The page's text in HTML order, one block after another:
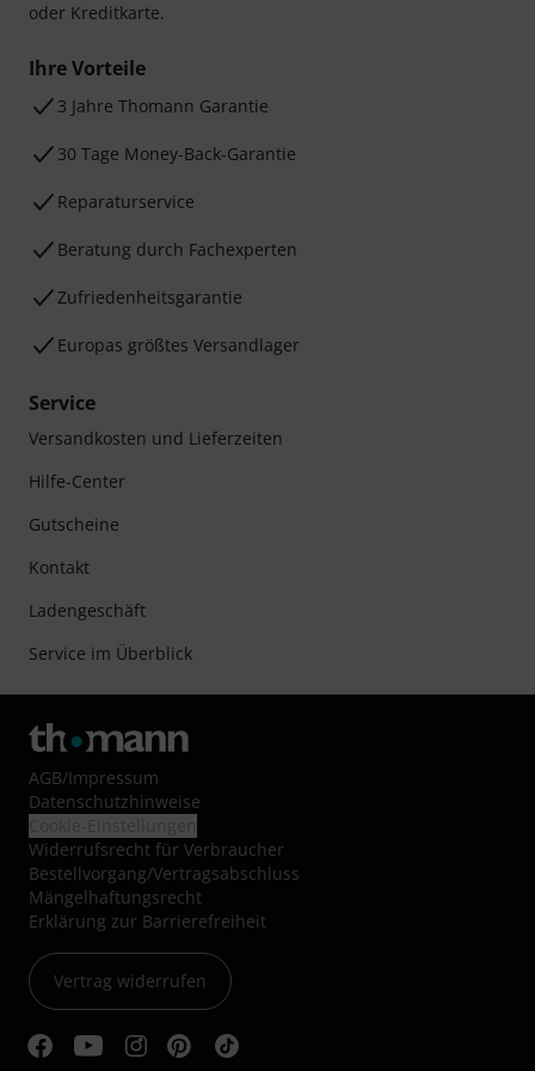
oder Kreditkarte.
Ihre Vorteile
3 Jahre Thomann Garantie
30 Tage Money-Back-Garantie
Reparaturservice
Beratung durch Fachexperten
Zufriedenheitsgarantie
Europas größtes Versandlager
Service
Versandkosten und Lieferzeiten
Hilfe-Center
Gutscheine
Kontakt
Ladengeschäft
Service im Überblick
AGB/Impressum
Datenschutzhinweise
Widerrufsrecht für Verbraucher
Bestellvorgang/Vertragsabschluss
Mängelhaftungsrecht
Erklärung zur Barrierefreiheit
Vertrag widerrufen